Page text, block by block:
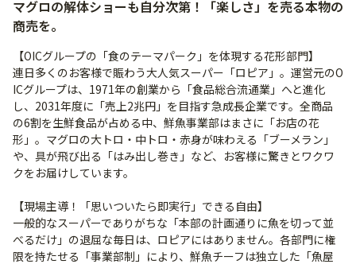
マグロの解体ショーも自分次第！「楽しさ」を売る本物の
商売を。
【OICグループの「食のテーマパーク」を体現する花形部門】
連日多くのお客様で賑わう大人気スーパー「ロピア」。運営元のO
ICグループは、1971年の創業から「食品総合流通業」へと進化
し、2031年度に「売上2兆円」を目指す急成長企業です。全商品
の6割を生鮮食品が占める中、鮮魚事業部はまさに「お店の花
形」。マグロの大トロ・中トロ・赤身が味わえる「ブーメラン」
や、具が飛び出る「はみ出し巻き」など、お客様に驚きとワクワ
クをお届けしています。
【現場主導！「思いついたら即実行」できる自由】
一般的なスーパーでありがちな「本部の計画通りに魚を切って並
べるだけ」の退屈な毎日は、ロピアにはありません。各部門に権
限を持たせる「事業部制」により、鮮魚チーフは独立した「魚屋